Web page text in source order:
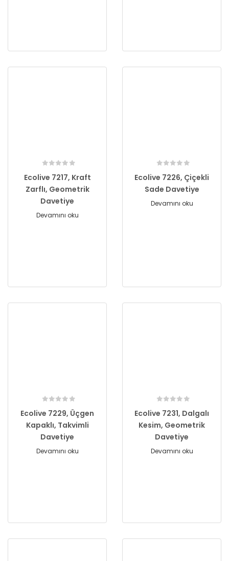
Ecolive 7217, Kraft
Zarflı, Geometrik
Davetiye
Devamını oku
Ecolive 7226, Çiçekli
Sade Davetiye
Devamını oku
Ecolive 7229, Üçgen
Kapaklı, Takvimli
Davetiye
Devamını oku
Ecolive 7231, Dalgalı
Kesim, Geometrik
Davetiye
Devamını oku